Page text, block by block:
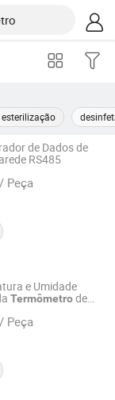
de Dados de
RS485
/ Peça
e Umidade
Termômetrode
/ Peça